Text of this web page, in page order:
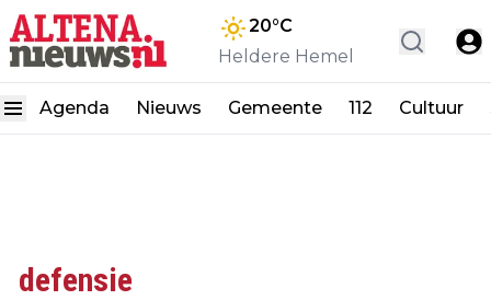
20°C
Heldere Hemel
Agenda Nieuws Gemeente 112 Cultuur
defensie